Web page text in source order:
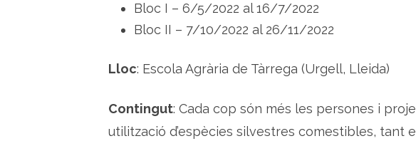
Bloc I – 6/5/2022 al 16/7/2022
Bloc II – 7/10/2022 al 26/11/2022
Lloc: Escola Agrària de Tàrrega (Urgell, Lleida)
Contingut: Cada cop són més les persones i
utilització d’espècies silvestres comestibles, tant